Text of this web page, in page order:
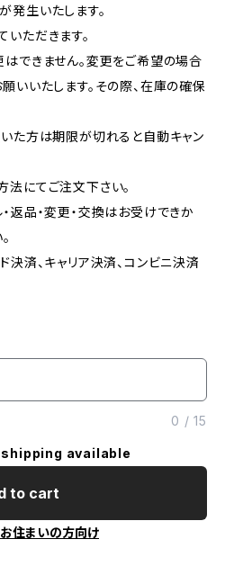
生いたします。
ただきます。
できません。変更をご希望の場合
いいたします。その際、在庫の確保
た方は期限が切れると自動キャン
にてご注文下さい。
返品・変更・交換はお受けできか
済、キャリア決済、コンビニ決済
0 /15
available
to cart
住まいの方向け